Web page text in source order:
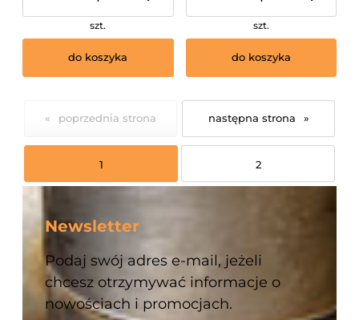
szt.
do koszyka
szt.
do koszyka
«
1 2
»
Newsletter
Podaj swój adres e-mail, jeżeli
chcesz otrzymywać informacje o
nowościach i promocjach.